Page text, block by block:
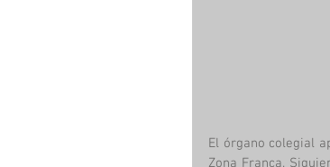
El órgano colegial
Zona Franca.